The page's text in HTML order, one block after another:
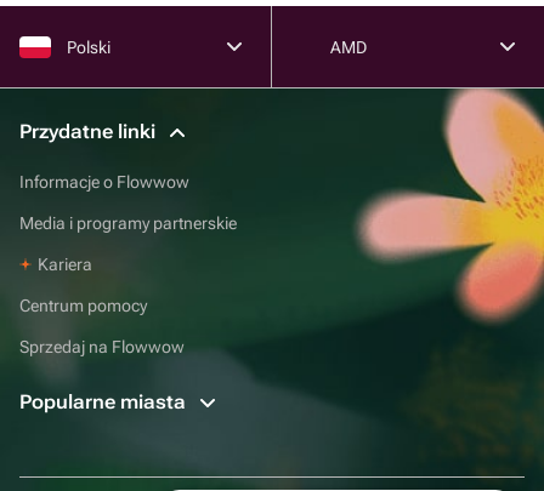
Polski AMD
Przydatne linki
Informacje o Flowwow
Media i programy partnerskie
Kariera
Centrum pomocy
Sprzedaj na Flowwow
Popularne miasta